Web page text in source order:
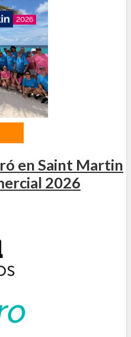
en Saint Martin
2026